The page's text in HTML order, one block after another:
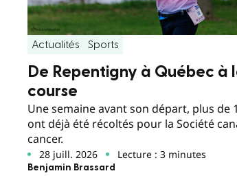
Actualités Sports
De Repentigny à Québec à
course
Une semaine avant son départ, plus de
ont déjà été récoltés pour la Société
cancer.
28 juill. 2026 Lecture : 3 minutes
Benjamin Brassard